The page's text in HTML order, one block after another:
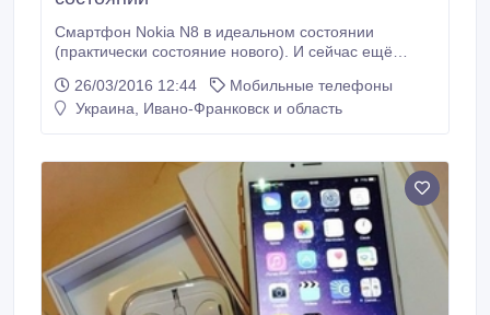
Смартфон Nokia N8 в идеальном состоянии
(практически состояние нового). И сейчас ещё
комплекте зарядное устройство и оригинальная
гарнитура. Возможен небольшой торг. Экран: 3, 5
26/03/2016 12:44
Мобильные телефоны
Украина, Ивано-Франковск и область